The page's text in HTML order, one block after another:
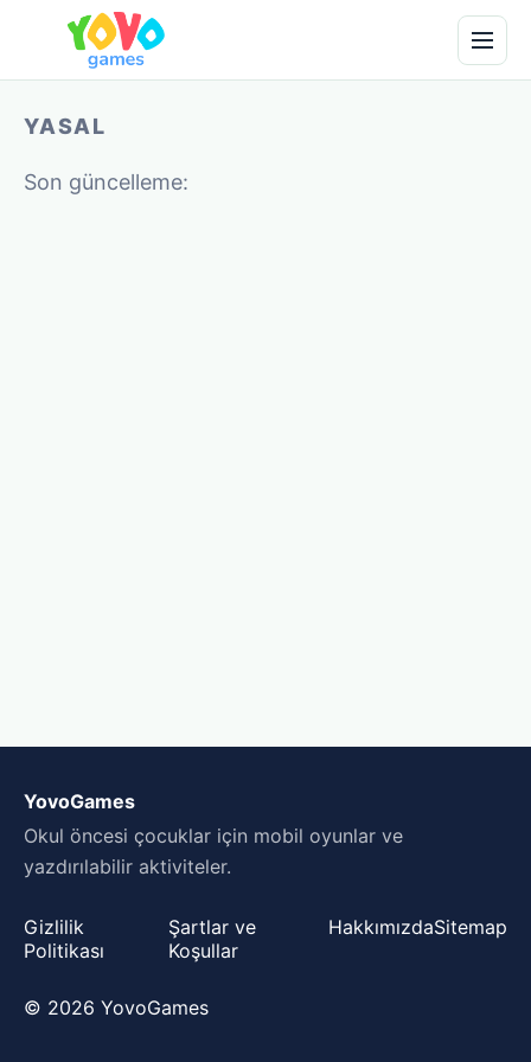
YASAL
Son güncelleme:
YovoGames
Okul öncesi çocuklar için mobil oyunlar ve
yazdırılabilir aktiviteler.
Gizlilik
Politikası
Şartlar ve
Koşullar
HakkımızdaSitemap
© 2026 YovoGames